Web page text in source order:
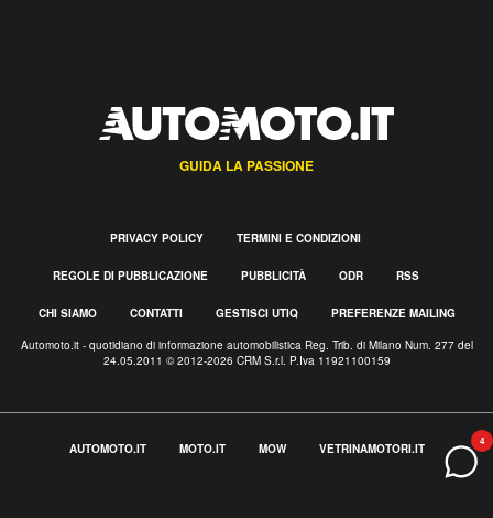
4
GUIDA LA PASSIONE
PRIVACY POLICY TERMINI E CONDIZIONI
REGOLE DI PUBBLICAZIONE PUBBLICITÀ ODR RSS
CHI SIAMO CONTATTI GESTISCI UTIQ PREFERENZE MAILING
Automoto.it - quotidiano di informazione automobilistica Reg. Trib. di Milano Num. 277 del
24.05.2011 © 2012-2026 CRM S.r.l. P.Iva 11921100159
AUTOMOTO.IT MOTO.IT MOW VETRINAMOTORI.IT